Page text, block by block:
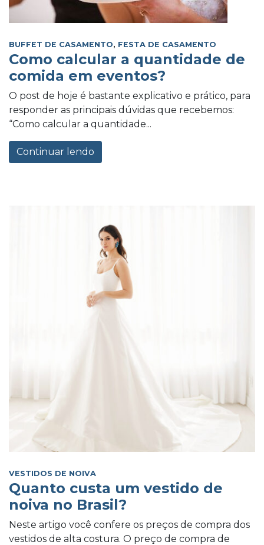
BUFFET DE CASAMENTO, FESTA DE CASAMENTO
Como calcular a quantidade de
comida em eventos?
O post de hoje é bastante explicativo e prático, para
responder as principais dúvidas que recebemos:
“Como calcular a quantidade...
Continuar lendo
VESTIDOS DE NOIVA
Quanto custa um vestido de
noiva no Brasil?
Neste artigo você confere os preços de compra dos
vestidos de alta costura. O preço de compra de